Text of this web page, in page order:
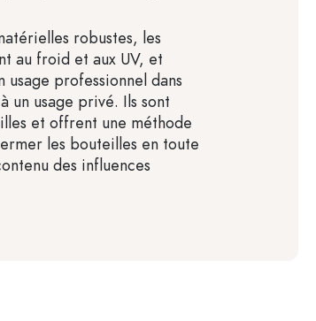
robustes, les
au froid et aux UV, et
usage professionnel dans
un usage privé. Ils sont
et offrent une méthode
les bouteilles en toute
des influences